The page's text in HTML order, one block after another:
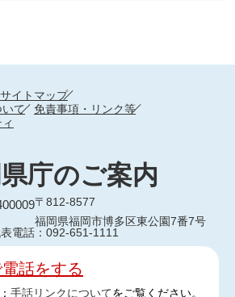
サイトマップ
いて
免責事項・リンク等
庁のご案内
〒812-8577
福岡県福岡市博多区東公園7番7号
電話：092-651-1111
話をする
手話リンクについてをご覧ください。